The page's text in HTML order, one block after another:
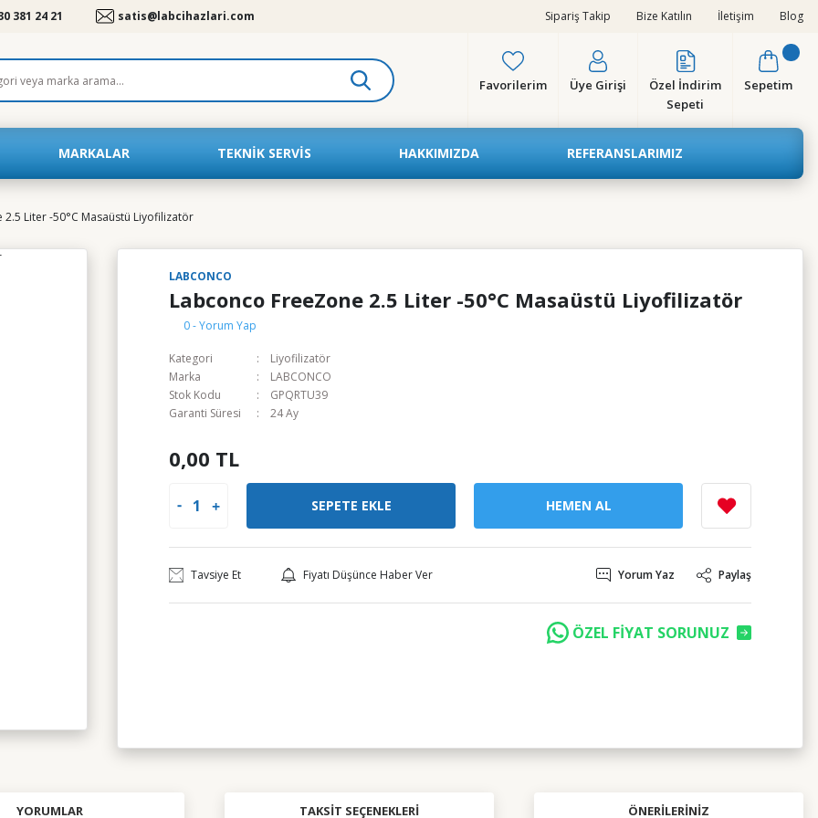
381 24 21 satis@labcihazlari.com Sipariş Takip Bize Katılın İletişim Blog
Favorilerim Üye Girişi
Özel İndirim
Sepeti
Sepetim
MARKALAR TEKNIK SERVIS HAKKIMIZDA REFERANSLARIMIZ
2.5 Liter -50°C Masaüstü Liyofilizatör
LABCONCO
Labconco FreeZone 2.5 Liter -50°C Masaüstü Liyofilizatör
0 - Yorum Yap
Kategori
Liyofilizatör
Marka
LABCONCO
Stok Kodu
GPQRTU39
Garanti Süresi
24 Ay
0,00 TL
SEPETE EKLE HEMEN AL
Tavsiye Et Fiyatı Düşünce Haber Ver Yorum Yaz Paylaş
ÖZEL FİYAT SORUNUZ
YORUMLAR TAKSIT SEÇENEKLERI ÖNERILERINIZ